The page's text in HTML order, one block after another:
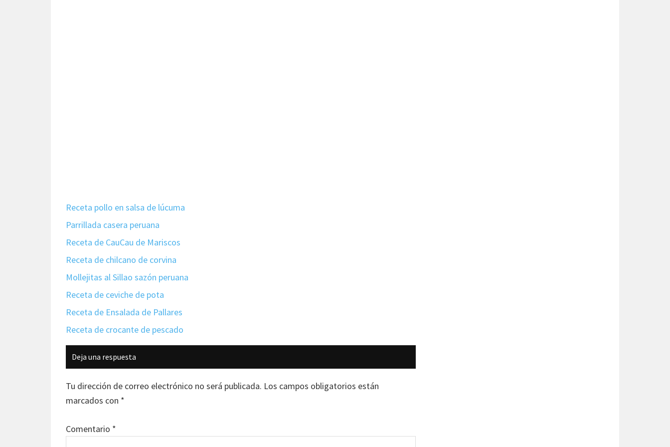
Receta pollo en salsa de lúcuma
Parrillada casera peruana
Receta de CauCau de Mariscos
Receta de chilcano de corvina
Mollejitas al Sillao sazón peruana
Receta de ceviche de pota
Receta de Ensalada de Pallares
Receta de crocante de pescado
Interacciones
con
los
lectores
Deja una respuesta
Tu dirección de correo electrónico no será publicada. Los campos obligatorios están
marcados con *
Comentario *